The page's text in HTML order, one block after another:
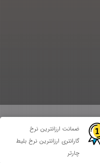
ضمانت ارزانترین نرخ
گارانتری ارزانترین نرخ بلیط
چارتر